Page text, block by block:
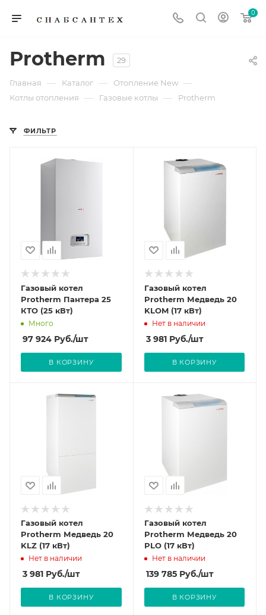
0
Protherm 29
Главная — Каталог — Отопление New —
Котлы отопления — Газовые котлы — Protherm
ФИЛЬТР
Газовый котел
Protherm Пантера 25
КТО (25 кВт)
Много
97 924 Руб./шт
В КОРЗИНУ
Газовый котел
Protherm Медведь 20
KLOM (17 кВт)
Нет в наличии
3 981Руб./шт
В КОРЗИНУ
Газовый котел
Protherm Медведь 20
KLZ (17 кВт)
Нет в наличии
3 981 Руб./шт
В КОРЗИНУ
Газовый котел
Protherm Медведь 20
PLO (17 кВт)
Нет в наличии
139 785Руб./шт
В КОРЗИНУ